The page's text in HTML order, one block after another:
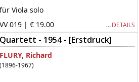
für Viola solo
VV 019 | € 19.00 … DETAILS
Quartett - 1954 - [Erstdruck]
FLURY, Richard
(1896-1967)